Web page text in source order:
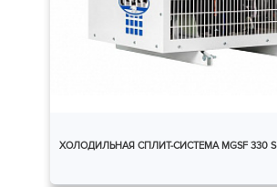
ХОЛОДИЛЬНАЯ СПЛИТ-СИСТЕМА MGSF 330 S